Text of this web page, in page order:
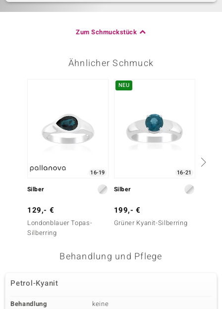
Zum Schmuckstück
Ähnlicher Schmuck
16-19
Silber
129,- €
Londonblauer Topas-
Silberring
NEU
16-21
Silber
199,- €
Grüner Kyanit-Silberring
Behandlung und Pflege
Petrol-Kyanit
Behandlung
keine